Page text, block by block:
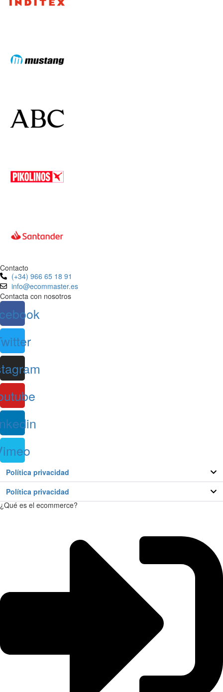
Contacto
(+34) 966 65 18 91
info@ecommaster.es
Contacta con nosotros
Política privacidad
Política privacidad
¿Qué es el ecommerce?